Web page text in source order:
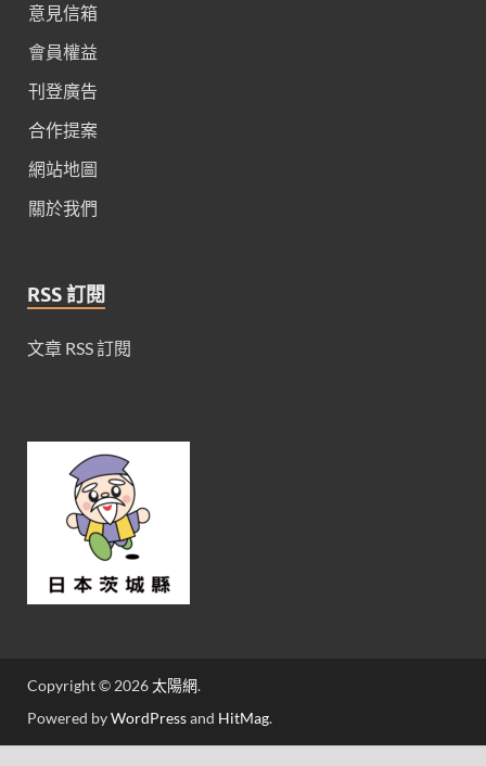
意見信箱
會員權益
刊登廣告
合作提案
網站地圖
關於我們
RSS 訂閱
文章 RSS 訂閱
Copyright © 2026太陽網.
Powered byWordPressand HitMag.